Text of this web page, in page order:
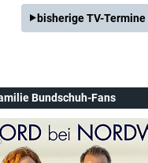
bisherige TV-Termine
Bundschuh-Fans